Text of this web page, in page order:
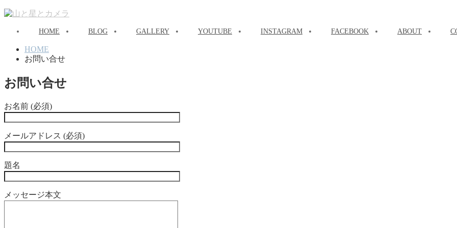
HOME BLOG GALLERY YOUTUBE INSTAGRAM FACEBOOK ABOUT
HOME
お問い合せ
お問い合せ
お名前 (必須)
メールアドレス (必須)
題名
メッセージ本文